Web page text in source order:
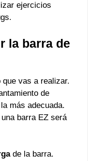
ejercicios
la barra de
vas a realizar.
de
más adecuada.
barra EZ será
de la barra.